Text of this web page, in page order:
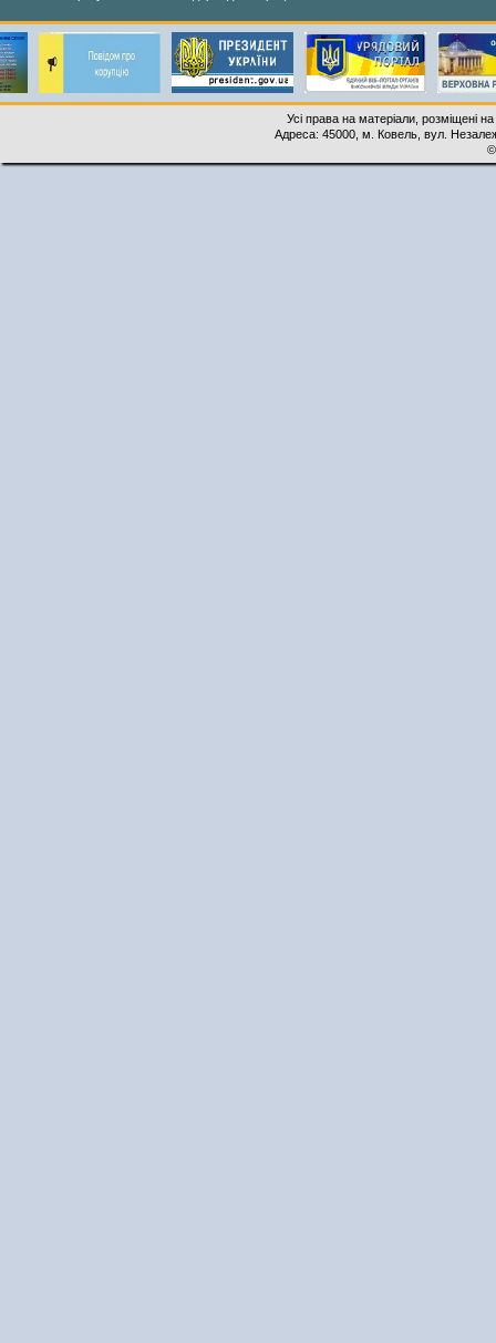
Усі права на матеріали, розміщені
Адреса: 45000, м. Ковель, вул.